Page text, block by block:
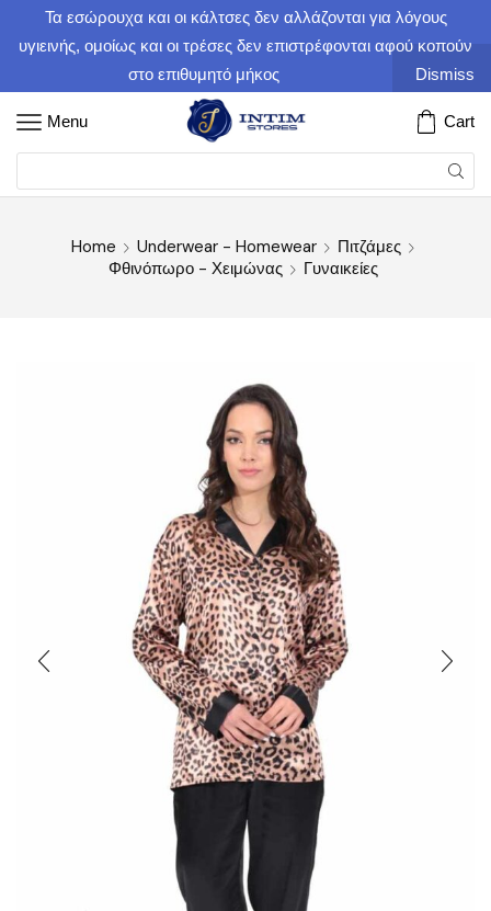
Τα εσώρουχα και οι κάλτσες δεν αλλάζονται για λόγους
υγιεινής, ομοίως και οι τρέσες δεν επιστρέφονται αφού κοπούν
στο επιθυμητό μήκος
Dismiss
Menu Cart
Home Underwear - Homewear
Πιτζάμες
Φθινόπωρο - Χειμώνας
Γυναικείες